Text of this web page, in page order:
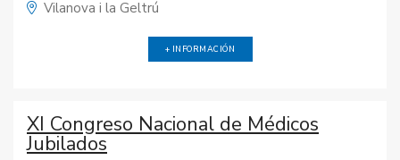
Vilanova i la Geltrú
+ INFORMACIÓN
XI Congreso Nacional de Médicos
Jubilados